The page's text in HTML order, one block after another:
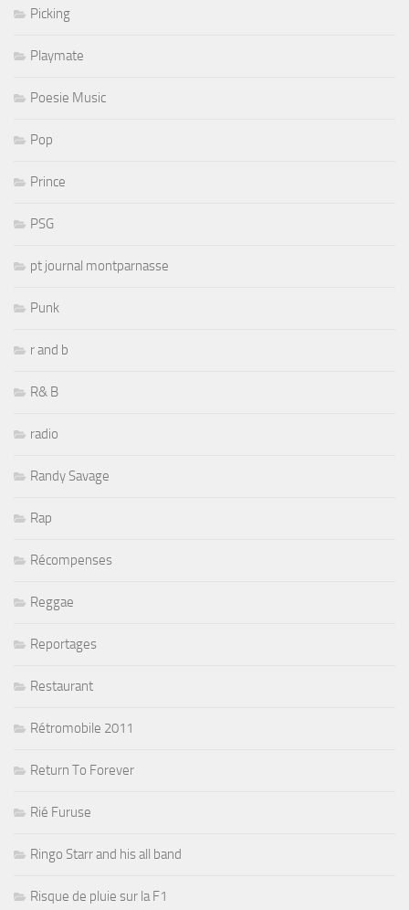
Picking
Playmate
Poesie Music
Pop
Prince
PSG
pt journal montparnasse
Punk
r and b
R& B
radio
Randy Savage
Rap
Récompenses
Reggae
Reportages
Restaurant
Rétromobile 2011
Return To Forever
Rié Furuse
Ringo Starr and his all band
Risque de pluie sur la F1